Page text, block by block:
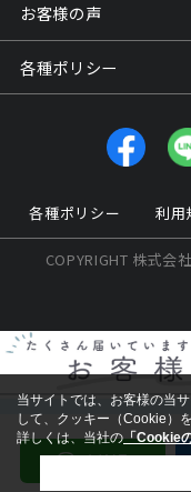
お客様の声
各種ポリシー
各種ポリシー 利用
COPYRIGHT 株式会
当サイトでは、お客様の当
して、クッキー（Cookie）
詳しくは、当社の「Cookie